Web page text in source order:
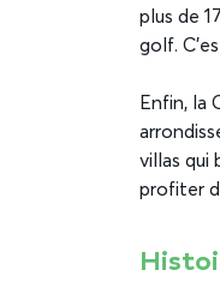
plus de
golf.
Enfin, la
villas qui
profiter